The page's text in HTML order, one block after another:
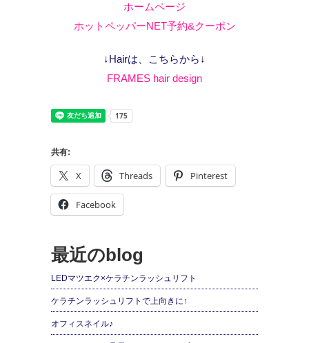
ホームページ
ホットペッパーNET予約&クーポン
↓Hairは、こちらから↓
FRAMES hair design
共有:
X Threads Pinterest
Facebook
最近のblog
LEDマツエク×ケラチンラッシュリフト
ケラチンラッシュリフトで上向きに↑
オフィスネイル♪